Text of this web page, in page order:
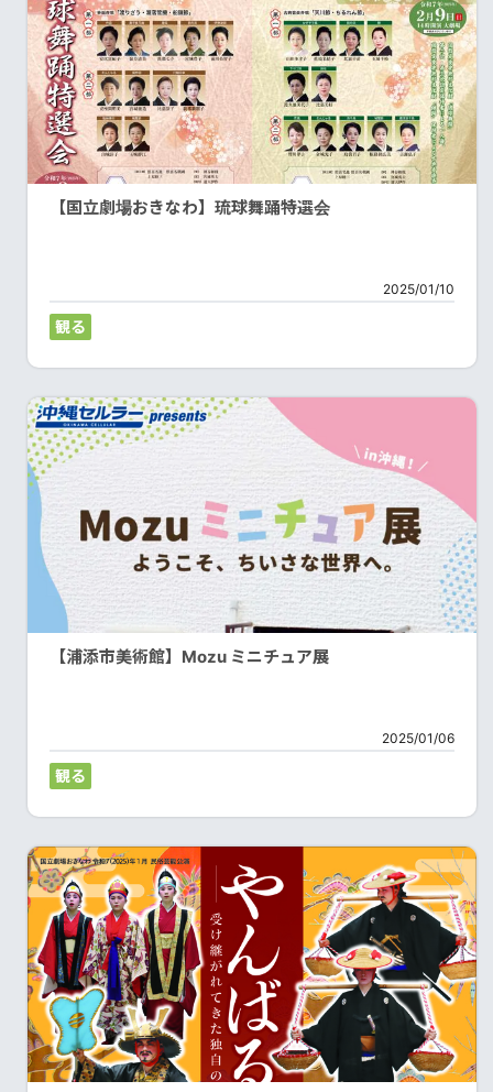
【国立劇場おきなわ】琉球舞踊特選会
2025/01/10
観る
【浦添市美術館】Mozu ミニチュア展
2025/01/06
観る